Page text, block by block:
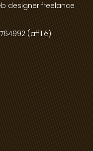
designer freelance
(affilié).